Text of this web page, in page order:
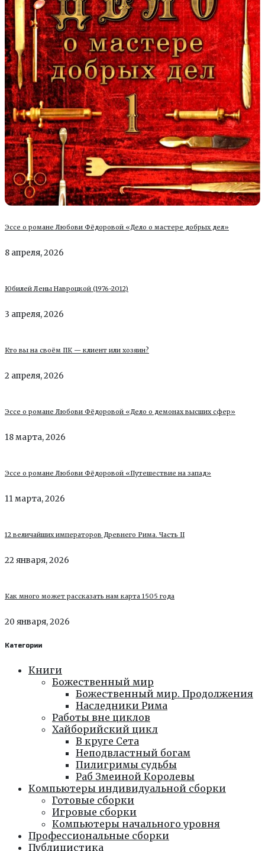
Эссе о романе Любови Фёдоровой «Дело о мастере добрых дел»
8 апреля, 2026
Юбилей Лены Навроцкой (1976-2012)
3 апреля, 2026
Кто вы на своём ПК — клиент или хозяин?
2 апреля, 2026
Эссе о романе Любови Фёдоровой «Дело о демонах высших сфер»
18 марта, 2026
Эссе о романе Любови Фёдоровой «Путешествие на запад»
11 марта, 2026
12 величайших императоров Древнего Рима. Часть II
22 января, 2026
Как много может рассказать нам карта 1505 года
20 января, 2026
Категории
Книги
Божественный мир
Божественный мир. Продолжения
Наследники Рима
Работы вне циклов
Хайборийский цикл
В круге Сета
Неподвластный богам
Пилигримы судьбы
Раб Змеиной Королевы
Компьютеры индивидуальной сборки
Готовые сборки
Игровые сборки
Компьютеры начального уровня
Профессиональные сборки
Публицистика